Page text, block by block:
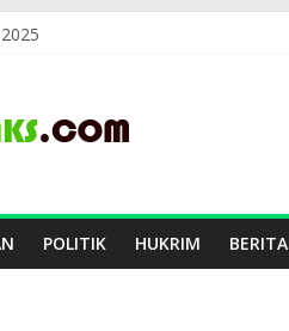
POLITIK HUKRIM